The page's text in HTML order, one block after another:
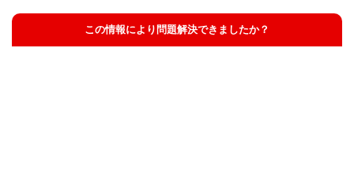
この情報により問題解決できましたか？